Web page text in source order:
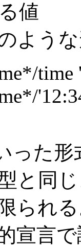
値
よう
time
った
と同
られ
宣言